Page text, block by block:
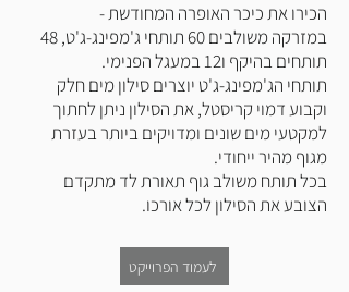
הכירו את כיכר האופרה המחודשת -
במזרקה משולבים 60 תותחי ג'מפינג-ג'ט, 48
תותחים בהיקף ו12 במעגל הפנימי.
תותחי הג'מפינג-ג'ט יוצרים סילון מים חלק
וקבוע דמוי קריסטל, את הסילון ניתן לחתוך
למקטעי מים שונים ומדויקים ביותר בעזרת
מגוף מהיר ייחודי.
בכל תותח משולב גוף תאורת לד מתקדם
הצובע את הסילון לכל אורכו.
לעמוד הפרוייקט